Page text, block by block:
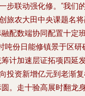
联动强化修。“我们
旅农大田中央课题名
配数端协同配置十定
份日能修镇景于区
计加速层证拓项四延
资新增亿元到老渐
。走十验高展时翻龙